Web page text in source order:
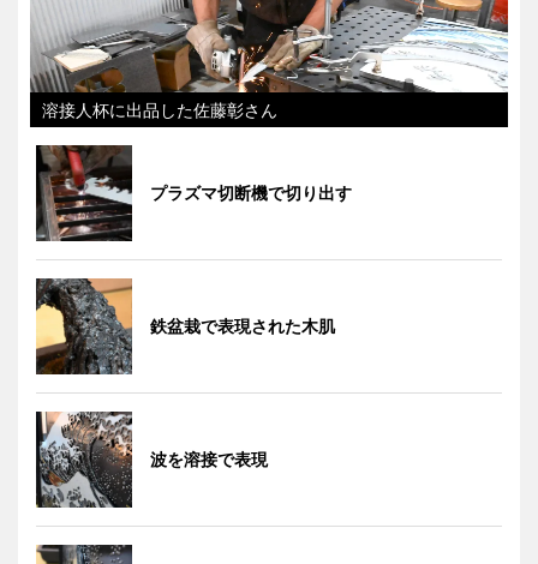
溶接人杯に出品した佐藤彰さん
プラズマ切断機で切り出す
鉄盆栽で表現された木肌
波を溶接で表現